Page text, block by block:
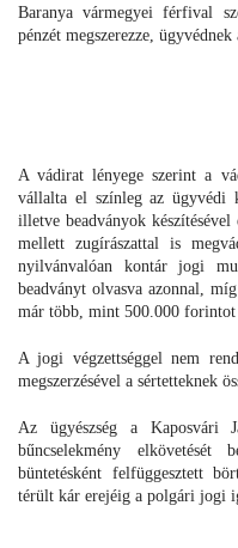
Baranya vármegyei férfival
pénzét megszerezze, ügyvédnek
A vádirat lényege szerint a
vállalta el színleg az ügyvédi
illetve beadványok
mellett zugírászattal is
nyilvánvalóan kontár jogi
beadványt olvasva azonnal,
már több, mint 500.000
A jogi végzettséggel nem
megszerzésével a sértetteknek
Az ügyészség a Kaposvári
bűncselekmény elkövetését
büntetésként felfüggesztett
térült kár erejéig a polgári jogi